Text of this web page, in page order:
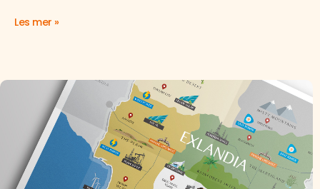
Les mer »